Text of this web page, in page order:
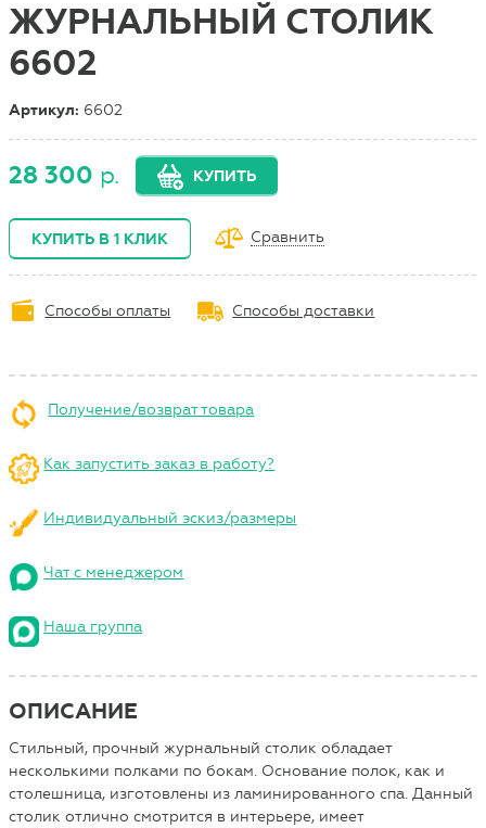
ЖУРНАЛЬНЫЙ СТОЛИК
6602
Артикул: 6602
28 300 р. КУПИТЬ
КУПИТЬ В 1 КЛИК Сравнить
Способы оплаты Способы доставки
Получение/возврат товара
Как запустить заказ в работу?
Индивидуальный эскиз/размеры
Чат с менеджером
Наша группа
ОПИСАНИЕ
Стильный, прочный журнальный столик обладает
несколькими полками по бокам. Основание полок, как и
столешница, изготовлены из ламинированного спа. Данный
столик отлично смотрится в интерьере, имеет